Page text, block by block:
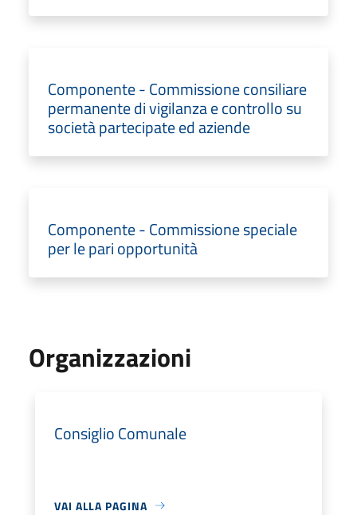
Componente - Commissione consiliare
permanente di vigilanza e controllo su
società partecipate ed aziende
Componente - Commissione speciale
per le pari opportunità
Organizzazioni
Consiglio Comunale
VAI ALLA PAGINA